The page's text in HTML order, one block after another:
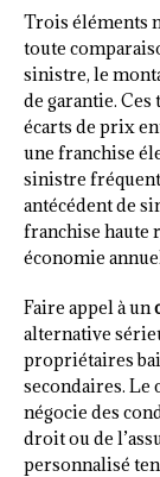
Trois éléments
toute
sinistre, le
de garantie.
écarts de prix
une franchise
sinistre
antécédent de
franchise haute
économie
Faire appel à un
alternative
propriétaires
secondaires. Le
négocie des
droit ou de
personnalisé